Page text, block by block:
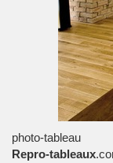
photo-tableau
Repro-tableaux